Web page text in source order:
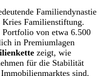
Familiendynastie
Familienstiftung.
Portfolio von etwa 6.500
in Premiumlagen
zeigt, wie
für die Stabilität
sind.